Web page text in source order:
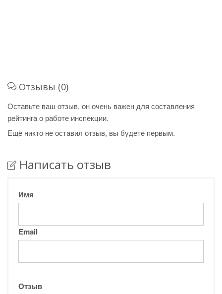
Отзывы (0)
Оставьте ваш отзыв, он очень важен для составления
рейтинга о работе инспекции.
Ещё никто не оставил отзыв, вы будете первым.
Написать отзыв
Имя
Email
Отзыв